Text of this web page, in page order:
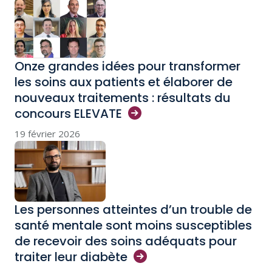
Onze grandes idées pour transformer
les soins aux patients et élaborer de
nouveaux traitements : résultats du
concours ELEVATE
19 février 2026
Les personnes atteintes d’un trouble de
santé mentale sont moins susceptibles
de recevoir des soins adéquats pour
traiter leur diabète